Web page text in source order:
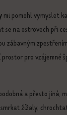
mi pomohl vymyslet
se na ostrovech při
zábavným
pro vzájemné
a přesto jiná,
žížaly,